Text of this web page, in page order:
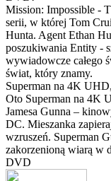
Mission: Impossible -
serii, w której Tom
Hunta. Agent Ethan
poszukiwania Entity -
wywiadowcze całego
świat, który znamy.
Superman na 4K
Oto Superman na 4K
Jamesa Gunna –
DC. Mieszanka
wzruszeń. Superman
zakorzenioną wiarą w
DVD